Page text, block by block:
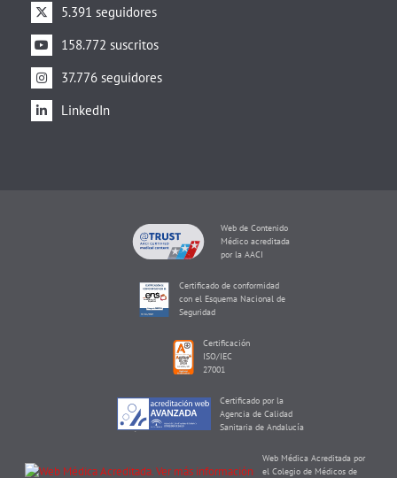
5.391 seguidores
158.772 suscritos
37.776 seguidores
LinkedIn
Web de Contenido
Médico acreditada
por la AACI
Certificado de conformidad
con el Esquema Nacional de
Seguridad
Certificación
ISO/IEC
27001
Certificado por la
Agencia de Calidad
Sanitaria de Andalucía
Web Médica Acreditada por
el Colegio de Médicos de